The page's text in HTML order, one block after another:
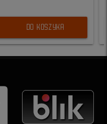
DO KOSZYKA